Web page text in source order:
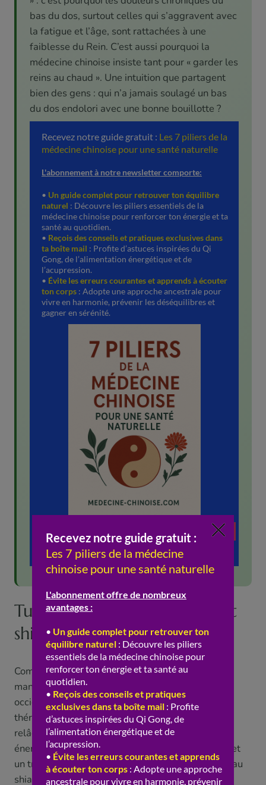
bas du dos, surtout celles qui s’aggravent avec
la fatigue et l’âge, sont rattachées à une
faiblesse du Rein. C’est aussi pourquoi la
médecine chinoise insiste tant pour « garder les
reins au chaud ». Une intuition que partagent
bien des gens : qui n’a jamais soulagé un bas
du dos endolori avec une bonne bouillotte ?
Tuina, massage occidental et
shiatsu
Comment situer le tuina parmi les approches
manuelles du dos ? Par rapport au massage
occidental « de détente », le tuina est plus «
thérapeutique » et ciblé : il ne cherche pas qu’à
relâcher, mais à « traiter » selon un diagnostic
énergétique, avec des techniques plus appuyées et
un travail sur les points et méridiens. Par rapport au
shiatsu, son cousin japonais, les deux partagent la